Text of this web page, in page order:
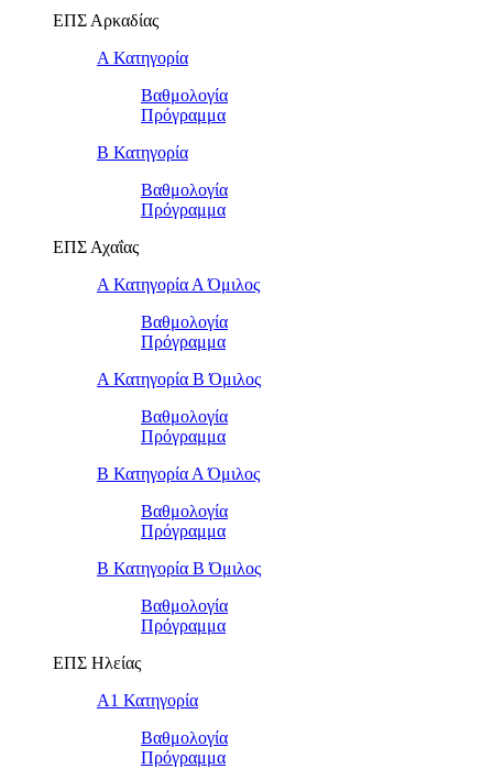
ΕΠΣ Αρκαδίας
Α Κατηγορία
Βαθμολογία
Πρόγραμμα
Β Κατηγορία
Βαθμολογία
Πρόγραμμα
ΕΠΣ Αχαΐας
Α Κατηγορία Α Όμιλος
Βαθμολογία
Πρόγραμμα
Α Κατηγορία Β Όμιλος
Βαθμολογία
Πρόγραμμα
Β Κατηγορία Α Όμιλος
Βαθμολογία
Πρόγραμμα
Β Κατηγορία Β Όμιλος
Βαθμολογία
Πρόγραμμα
ΕΠΣ Ηλείας
Α1 Κατηγορία
Βαθμολογία
Πρόγραμμα